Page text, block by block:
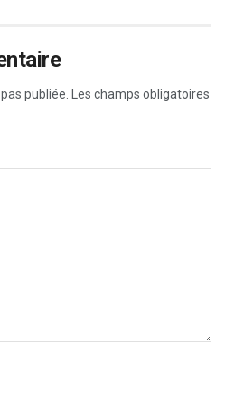
publiée. Les champs obligatoires